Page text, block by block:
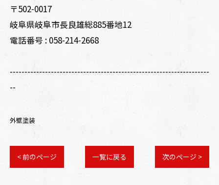
〒502-0017
岐阜県岐阜市長良雄総885番地12
電話番号 : 058-214-2668
--------------------------------------------------------------------
--
外壁塗装
< 前のページ 一覧に戻る 次のページ >